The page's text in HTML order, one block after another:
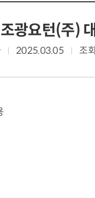
광요턴(주)
2025.03.05 조